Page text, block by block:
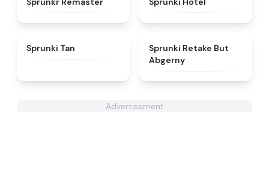
Sprunki Tan ★
Sprunki Retake But
Abgerny
Advertisement